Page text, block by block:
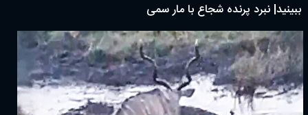
ببینید| نبرد پرنده شجاع با مار سمی